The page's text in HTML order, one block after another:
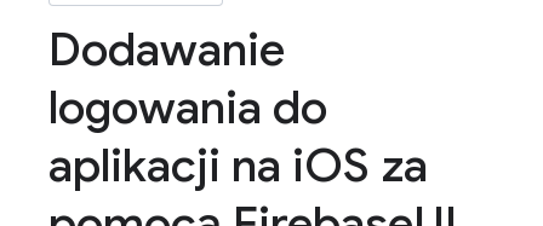
Dodawanie
logowania do
aplikacji na iOS za